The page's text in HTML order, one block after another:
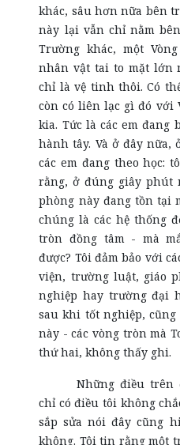
khác, sâu hơn nữa bên
này lại vẫn chỉ nằm
Trường khác, một
nhân vật tai to mặt lớn
chỉ là vệ tinh thôi. Có
còn có liên lạc gì đó với
kia. Tức là các em đang
hành tây. Và ở đây nữa,
các em đang theo học:
rằng, ở đúng giây phút
phòng này đang tồn tại
chúng là các hệ thống
tròn đồng tâm - mà
được? Tôi đảm bảo với
viện, trường luật, giáo
nghiệp hay trường đại
sau khi tốt nghiệp, cũng
này - các vòng tròn mà
thứ hai, không thấy ghi.
Những điều
chỉ có điều tôi không
sắp sửa nói đây cũng
không. Tôi tin rằng một